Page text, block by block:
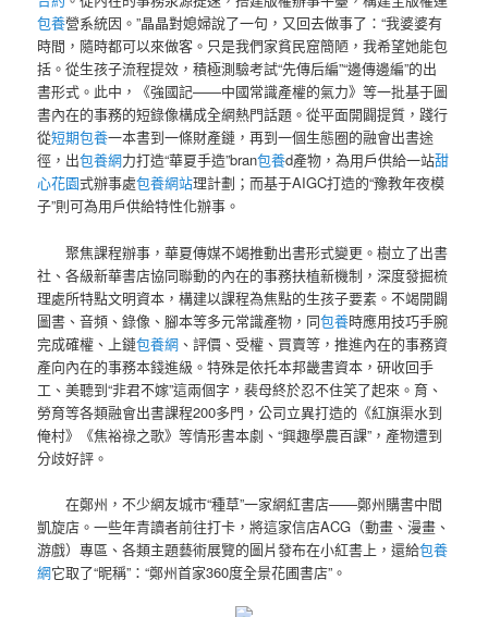
包養營系統因。”晶晶對媳婦說了一句，又回去做事了：“我婆婆有
時間，隨時都可以來做客。只是我們家貧民窟簡陋，我希望她能包
括。從生孩子流程提效，積極測驗考試“先傳后編”“邊傳邊編”的出
書形式。此中，《強國記——中國常識產權的氣力》等一批基于圖
書內在的事務的短錄像構成全網熱門話題。從平面開闢提質，踐行
從短期包養一本書到一條財產鏈，再到一個生態圈的融會出書途
徑，出包養網力打造“華夏手造”bran包養d產物，為用戶供給一站甜
心花園式辦事處包養網站理計劃；而基于AIGC打造的“豫教年夜模
子”則可為用戶供給特性化辦事。
聚焦課程辦事，華夏傳媒不竭推動出書形式變更。樹立了出書
社、各級新華書店協同聯動的內在的事務扶植新機制，深度發掘梳
理處所特點文明資本，構建以課程為焦點的生孩子要素。不竭開闢
圖書、音頻、錄像、腳本等多元常識產物，同包養時應用技巧手腕
完成確權、上鏈包養網 、評價、受權、買賣等，推進內在的事務資
產向內在的事務本錢進級。特殊是依托本邦畿書資本，研收回手
工、美聽到“非君不嫁”這兩個字，裴母終於忍不住笑了起來。育、
勞育等各類融會出書課程200多門，公司立異打造的《紅旗渠水到
俺村》《焦裕祿之歌》等情形書本劇、“興趣學農百課”，產物遭到
分歧好評。
在鄭州，不少網友城市“種草”一家網紅書店——鄭州購書中間
凱旋店。一些年青讀者前往打卡，將這家信店ACG（動畫、漫畫、
游戲）專區、各類主題藝術展覽的圖片發布在小紅書上，還給包養
網它取了“昵稱”：“鄭州首家360度全景花圃書店”。